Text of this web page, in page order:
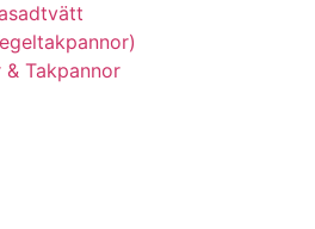
Takpannor